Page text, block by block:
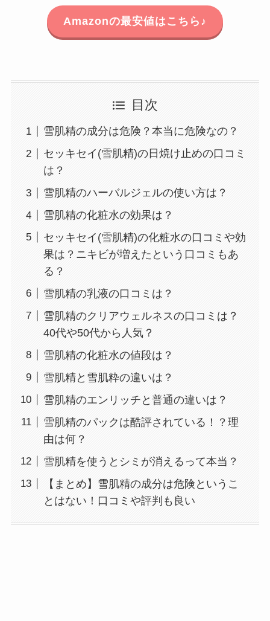
Amazonの最安値はこちら♪
目次
雪肌精の成分は危険？本当に危険なの？
セッキセイ(雪肌精)の日焼け止めの口コミ
は？
雪肌精のハーバルジェルの使い方は？
雪肌精の化粧水の効果は？
セッキセイ(雪肌精)の化粧水の口コミや効
果は？ニキビが増えたという口コミもあ
る？
雪肌精の乳液の口コミは？
雪肌精のクリアウェルネスの口コミは？
40代や50代から人気？
雪肌精の化粧水の値段は？
雪肌精と雪肌粋の違いは？
雪肌精のエンリッチと普通の違いは？
雪肌精のパックは酷評されている！？理
由は何？
雪肌精を使うとシミが消えるって本当？
【まとめ】雪肌精の成分は危険というこ
とはない！口コミや評判も良い